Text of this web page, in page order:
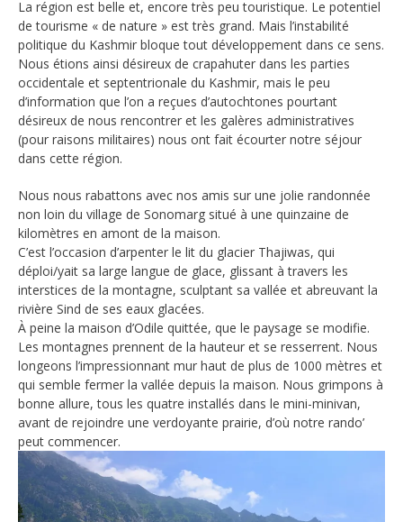
La région est belle et, encore très peu touristique. Le potentiel
de tourisme « de nature » est très grand. Mais l’instabilité
politique du Kashmir bloque tout développement dans ce sens.
Nous étions ainsi désireux de crapahuter dans les parties
occidentale et septentrionale du Kashmir, mais le peu
d’information que l’on a reçues d’autochtones pourtant
désireux de nous rencontrer et les galères administratives
(pour raisons militaires) nous ont fait écourter notre séjour
dans cette région.
Nous nous rabattons avec nos amis sur une jolie randonnée
non loin du village de Sonomarg situé à une quinzaine de
kilomètres en amont de la maison.
C’est l’occasion d’arpenter le lit du glacier Thajiwas, qui
déploi/yait sa large langue de glace, glissant à travers les
interstices de la montagne, sculptant sa vallée et abreuvant la
rivière Sind de ses eaux glacées.
À peine la maison d’Odile quittée, que le paysage se modifie.
Les montagnes prennent de la hauteur et se resserrent. Nous
longeons l’impressionnant mur haut de plus de 1000 mètres et
qui semble fermer la vallée depuis la maison. Nous grimpons à
bonne allure, tous les quatre installés dans le mini-minivan,
avant de rejoindre une verdoyante prairie, d’où notre rando’
peut commencer.